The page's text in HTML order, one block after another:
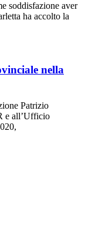
soddisfazione aver
ha accolto la
nella
Patrizio
e all’Ufficio